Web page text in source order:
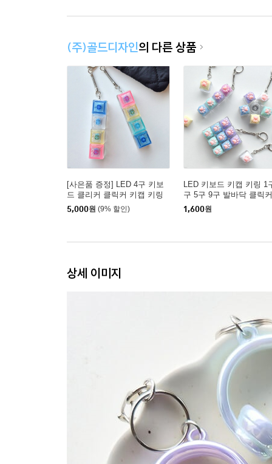
(주)골드디자인의 다른 상품
[사은품 증정] LED 4구 키보
드 클리커 클릭커 키캡 키링
반투명 가방 자동차 열쇠고리
휴대폰 굿즈 키홀더
5,000원 (9% 할인)
LED 키보드 키캡 키링 1
구 5구 9구 발바닥 클릭
리커 딸깍이 열쇠고리 피
굿즈
1,600원
상세 이미지